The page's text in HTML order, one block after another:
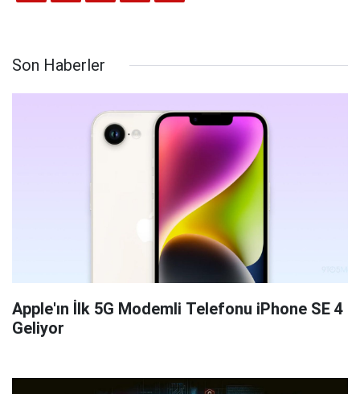
Son Haberler
Apple'ın İlk 5G Modemli Telefonu iPhone SE 4
Geliyor